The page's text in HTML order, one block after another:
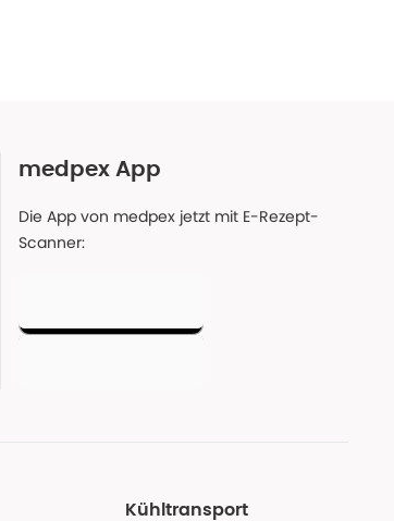
medpex App
Die App von medpex jetzt mit E-Rezept-
Scanner:
Kühltransport